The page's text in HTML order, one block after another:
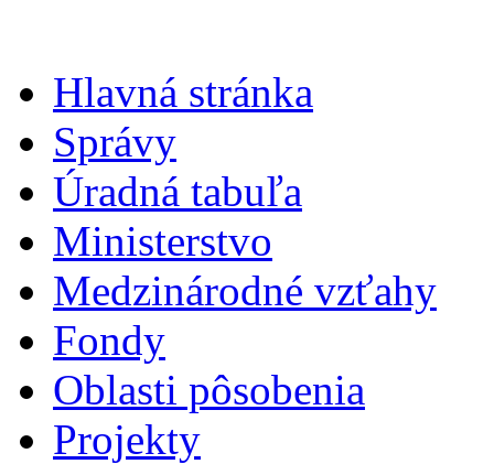
Hlavná stránka
Správy
Úradná tabuľa
Ministerstvo
Medzinárodné vzťahy
Fondy
Oblasti pôsobenia
Projekty